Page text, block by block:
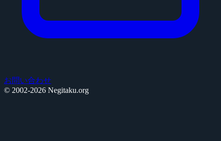
お問い合わせ
© 2002-2026 Negitaku.org